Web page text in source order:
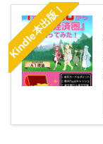
Kindle本出版！